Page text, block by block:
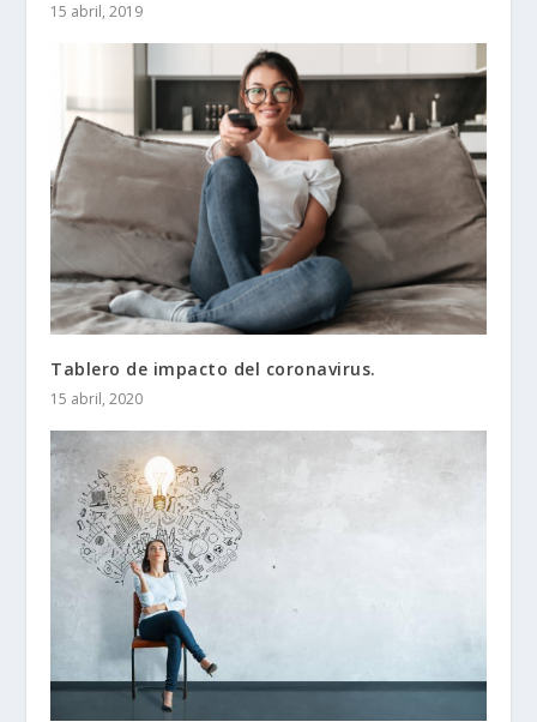
15 abril, 2019
Tablero de impacto del coronavirus.
15 abril, 2020